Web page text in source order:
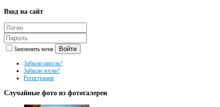
Вход на сайт
Запомнить меня Войти
Забыли пароль?
Забыли логин?
Регистрация
Случайные фото из фотогалереи